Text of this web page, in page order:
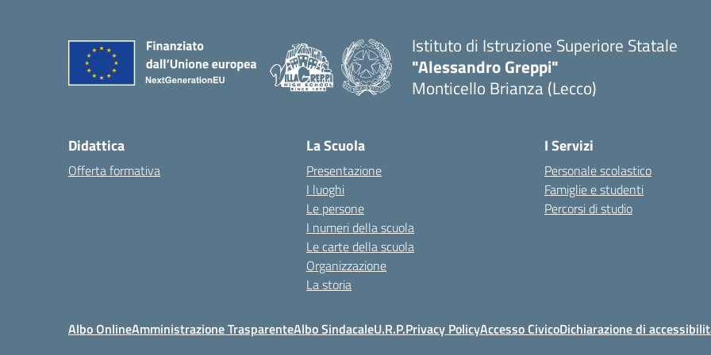
Istituto di Istruzione Superiore Statale
"Alessandro Greppi"
Monticello Brianza (Lecco)
Didattica
Offerta formativa
La Scuola
Presentazione
I luoghi
Le persone
I numeri della scuola
Le carte della scuola
Organizzazione
La storia
I Servizi
Personale scolastico
Famiglie e studenti
Percorsi di studio
Albo OnlineAmministrazione TrasparenteAlbo SindacaleU.R.P.Privacy PolicyAccesso CivicoDichiarazione di